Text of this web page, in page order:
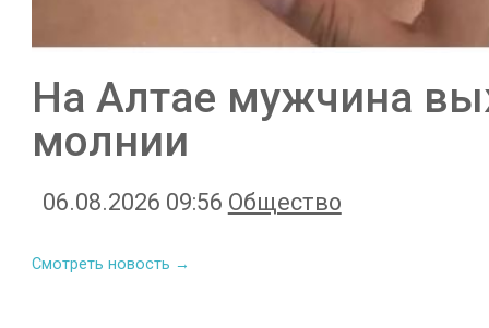
На Алтае мужчина
молнии
06.08.2026 09:56 Общество
Смотреть новость →